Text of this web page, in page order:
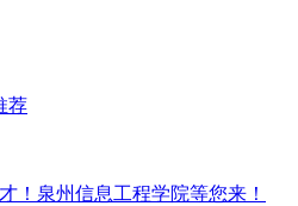
！泉州信息工程学院等您来！